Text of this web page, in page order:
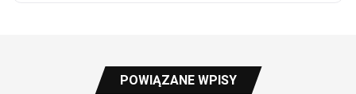
POWIĄZANE WPISY